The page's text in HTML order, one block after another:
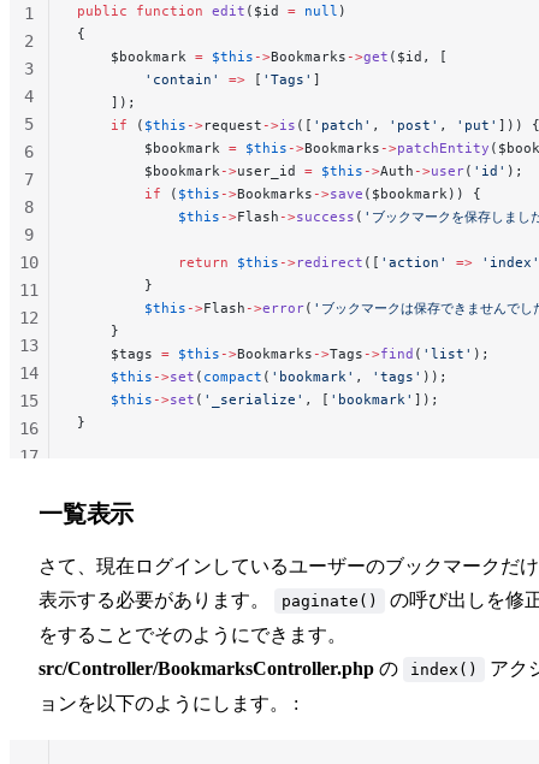
public function edit ($id = null )
{
    $bookmark
= $this ->Bookmarks ->get ($id, [
        'contain'
=> [ 'Tags' ]
    ]);
    if
( $this ->request ->is ([ 'patch' , 'post' , 'put' ])) {
        $bookmark
= $this ->Bookmarks ->patchEntity
        $bookmark
->user_id = $this ->Auth ->user( 'id' );
        if
( $this ->Bookmarks ->save ($bookmark)) {
            $this
->Flash ->success ( 'ブックマークを保存しまし
            return
$this ->redirect ([ 'action' => 'index'
        }
        $this
->Flash ->error( 'ブックマークは保存できませんで
    }
    $tags
= $this ->Bookmarks ->Tags ->find ( 'list' );
    $this
->set ( compact ( 'bookmark' , 'tags' ));
    $this
->set ( '_serialize' , [ 'bookmark' ]);
}
1
2
3
4
5
6
7
8
9
10
11
12
13
14
15
16
17
一覧表示
さて、現在ログインしているユーザーのブックマークだ
表示する必要があります。
paginate()
の呼び出しを修
をすることでそのようにできます。
src/Controller/BookmarksController.php の index()
アク
ョンを以下のようにします。 :